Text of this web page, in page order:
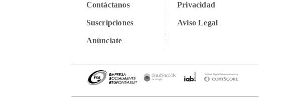
Contáctanos
Suscripciones
Anúnciate
Privacidad
Aviso Legal